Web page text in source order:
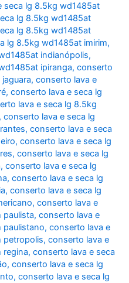
seca lg 8.5kg wd1485at
lg 8.5kg wd1485at
lg 8.5kg wd1485at
lg 8.5kg wd1485at imirim,
indianópolis,
ipiranga,conserto
,conserto lava e
,conserto lava e seca lg
lava e seca lg 8.5kg
,conserto lava e seca lg
,conserto lava e seca
,conserto lava e seca lg
,conserto lava e seca lg
,conserto lava e seca lg
,conserto lava e seca lg
,conserto lava e seca lg
,conserto lava e
paulista,conserto lava e
paulistano,conserto lava e
petropolis,conserto lava e
regina,conserto lava e seca
,conserto lava e seca lg
,conserto lava e seca lg